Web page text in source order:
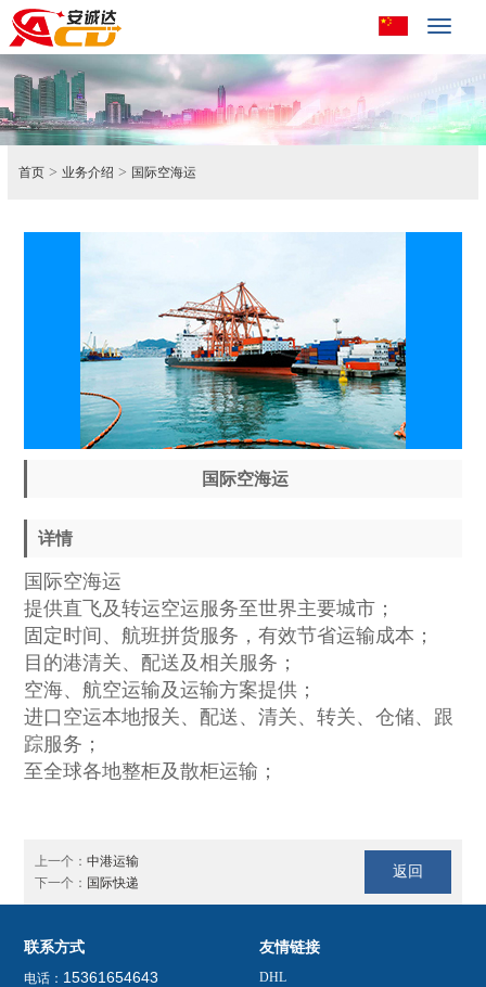
Toggle
首页 >业务介绍 > 国际空海运
国际空海运
详情
国际空海运
提供直飞及转运空运服务至世界主要城市；
固定时间、航班拼货服务，有效节省运输成本；
目的港清关、配送及相关服务；
空海、航空运输及运输方案提供；
进口空运本地报关、配送、清关、转关、仓储、跟
踪服务；
至全球各地整柜及散柜运输；
上一个：中港运输
下一个： 国际快递
返回
联系方式
电话： 15361654643
友情链接
DHL